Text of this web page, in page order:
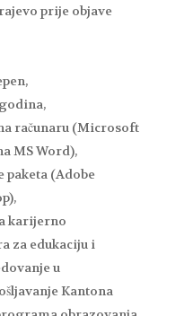
prije objave
računaru (Microsoft
MS Word),
paketa (Adobe
karijerno
za edukaciju i
u
Kantona